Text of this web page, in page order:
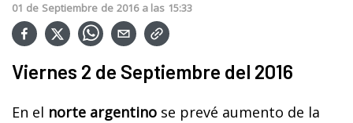
01 de Septiembre de 2016 a las 15:33
Viernes 2 de Septiembre del 2016
En el norte argentino se prevé aumento de la